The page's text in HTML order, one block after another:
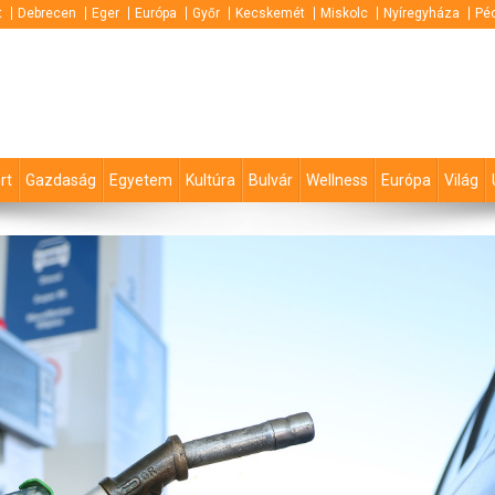
Debrecen Eger Európa Győr Kecskemét Miskolc Nyíregyháza
Gazdaság Egyetem Kultúra Bulvár Wellness Európa Világ